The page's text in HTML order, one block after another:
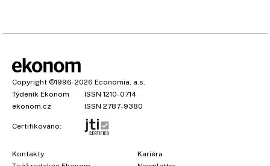
Copyright ©1996-2026 Economia, a.s.
Týdeník Ekonom
ISSN 1210-0714
ekonom.cz
ISSN 2787-9380
Certifikováno:
Kontakty
Kariéra